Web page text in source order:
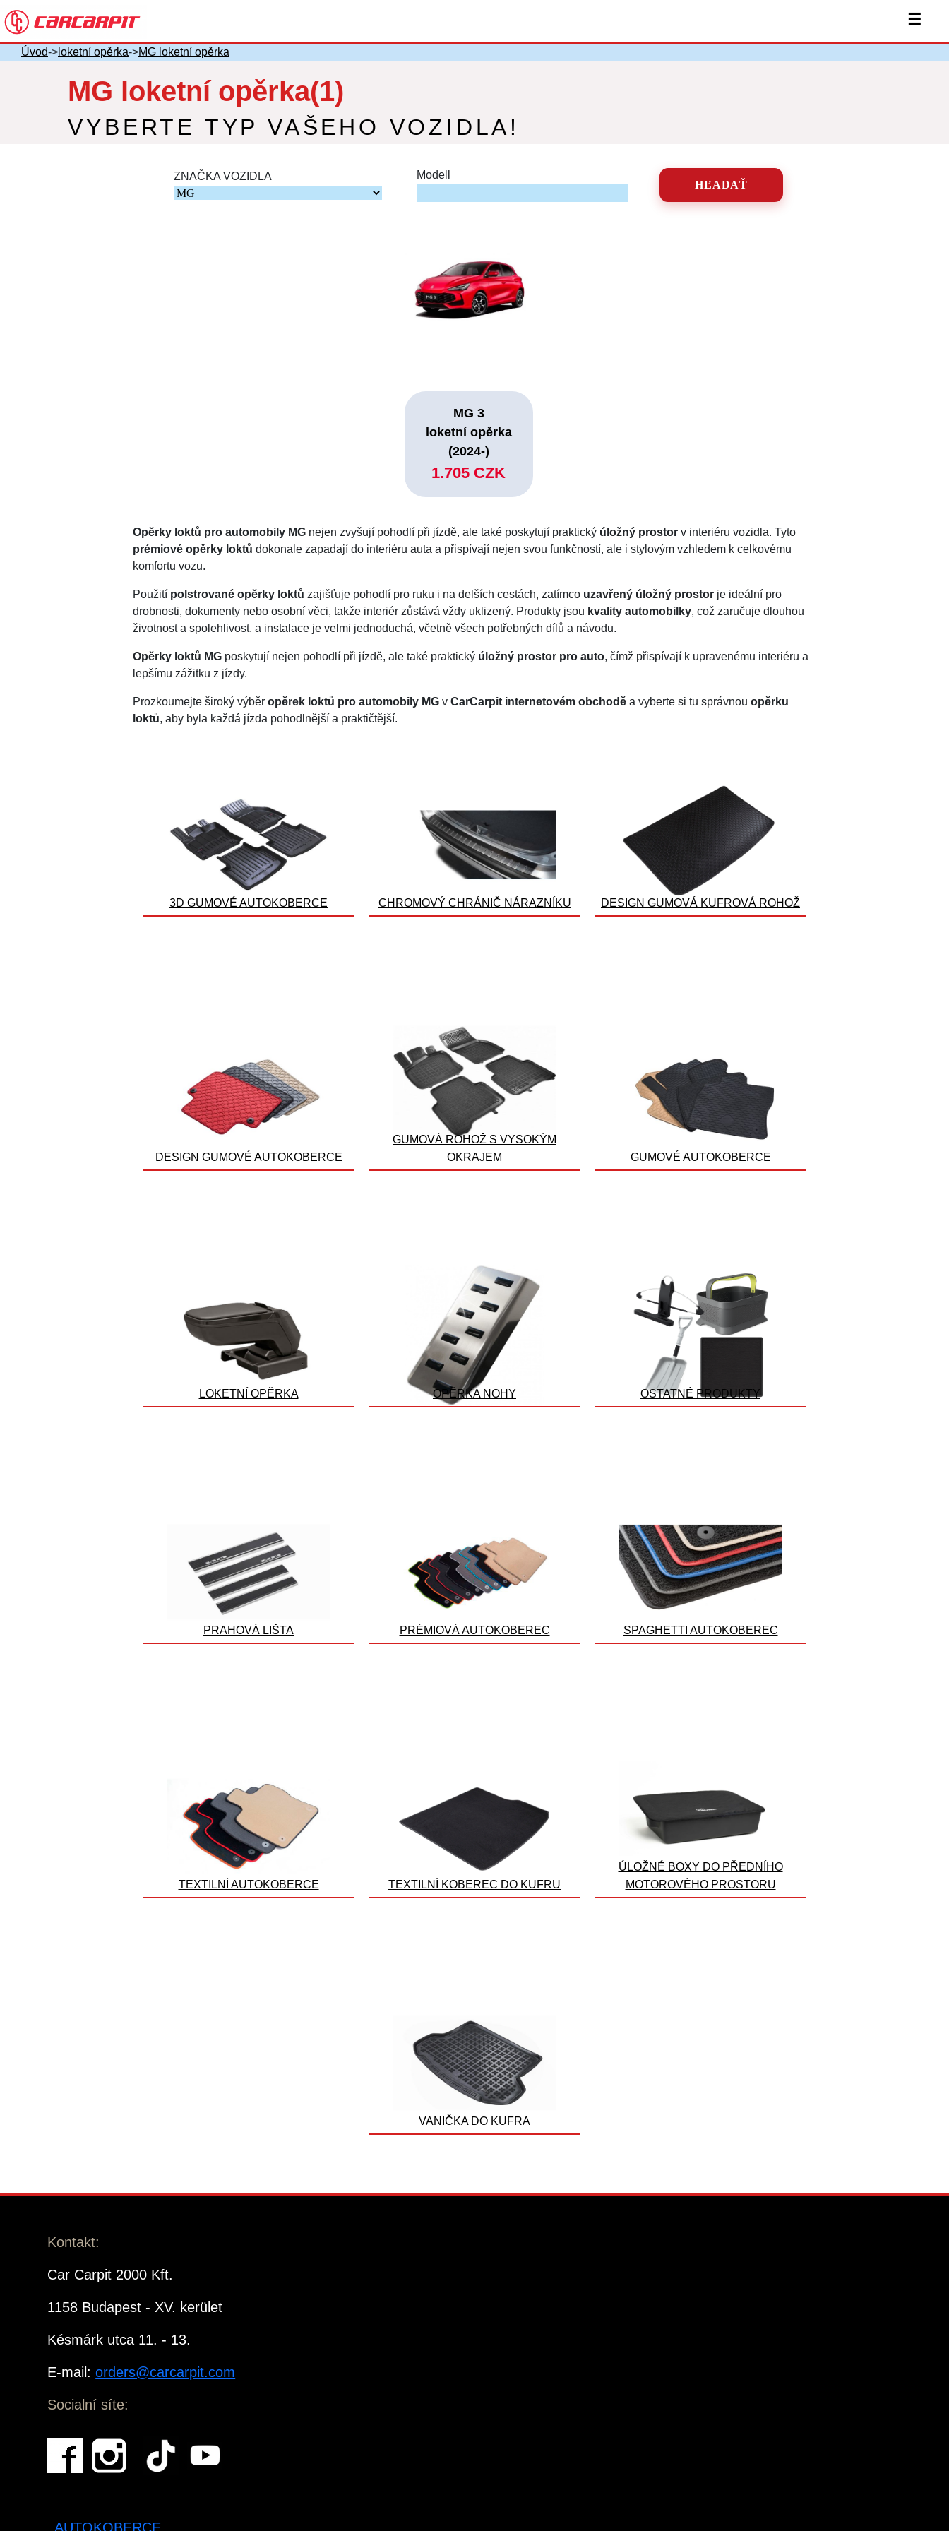
☰
Úvod-> loketní opěrka->MG loketní opěrka
MG loketní opěrka(1)
VYBERTE TYP VAŠEHO VOZIDLA!
ZNAČKA VOZIDLA
Modell
HĽADAŤ
MG 3
loketní opěrka
(2024-)
1.705 CZK
Opěrky loktů pro automobily MG nejen zvyšují pohodlí při jízdě, ale také poskytují praktický úložný prostor v interiéru vozidla. Tyto
prémiové opěrky loktů dokonale zapadají do interiéru auta a přispívají nejen svou funkčností, ale i stylovým vzhledem k celkovému
komfortu vozu.
Použití polstrované opěrky loktů zajišťuje pohodlí pro ruku i na delších cestách, zatímco uzavřený úložný prostor je ideální pro
drobnosti, dokumenty nebo osobní věci, takže interiér zůstává vždy uklizený. Produkty jsou kvality automobilky, což zaručuje dlouhou
životnost a spolehlivost, a instalace je velmi jednoduchá, včetně všech potřebných dílů a návodu.
Opěrky loktů MG poskytují nejen pohodlí při jízdě, ale také praktický úložný prostor pro auto, čímž přispívají k upravenému interiéru a
lepšímu zážitku z jízdy.
Prozkoumejte široký výběropěrek loktů pro automobily MG vCarCarpit internetovém obchodě a vyberte si tu správnouopěrku
loktů, aby byla každá jízda pohodlnější a praktičtější.
3D GUMOVÉ AUTOKOBERCE CHROMOVÝ CHRÁNIČ NÁRAZNÍKU DESIGN GUMOVÁ KUFROVÁ ROHOŽ
DESIGN GUMOVÉ AUTOKOBERCE
GUMOVÁ ROHOŽ S VYSOKÝM
OKRAJEM
GUMOVÉ AUTOKOBERCE
LOKETNÍ OPĚRKA OPĚRKA NOHY OSTATNÉ PRODUKTY
PRAHOVÁ LIŠTA PRÉMIOVÁ AUTOKOBEREC SPAGHETTI AUTOKOBEREC
TEXTILNÍ AUTOKOBERCE TEXTILNÍ KOBEREC DO KUFRU
ÚLOŽNÉ BOXY DO PŘEDNÍHO
MOTOROVÉHO PROSTORU
VANIČKA DO KUFRA
Kontakt:
Car Carpit 2000 Kft.
1158 Budapest - XV. kerület
Késmárk utca 11. - 13.
E-mail:orders@carcarpit.com
Socialní síte:
AUTOKOBERCE